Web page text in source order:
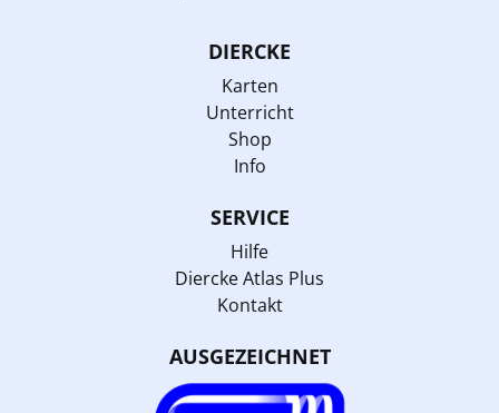
DIERCKE
Karten
Unterricht
Shop
Info
SERVICE
Hilfe
Diercke Atlas Plus
Kontakt
AUSGEZEICHNET